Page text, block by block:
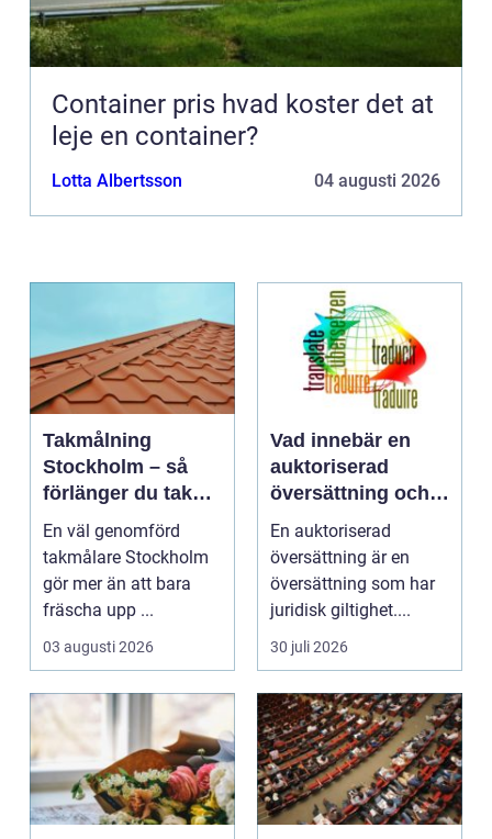
Container pris hvad koster det at
leje en container?
Lotta Albertsson 04 augusti 2026
Takmålning
Stockholm – så
förlänger du takets
livslängd och
höjer värdet på
huset
En väl genomförd
takmålare Stockholm
gör mer än att bara
fräscha upp ...
03 augusti 2026
Vad innebär en
auktoriserad
översättning och
när behövs den?
En auktoriserad
översättning är en
översättning som har
juridisk giltighet....
30 juli 2026